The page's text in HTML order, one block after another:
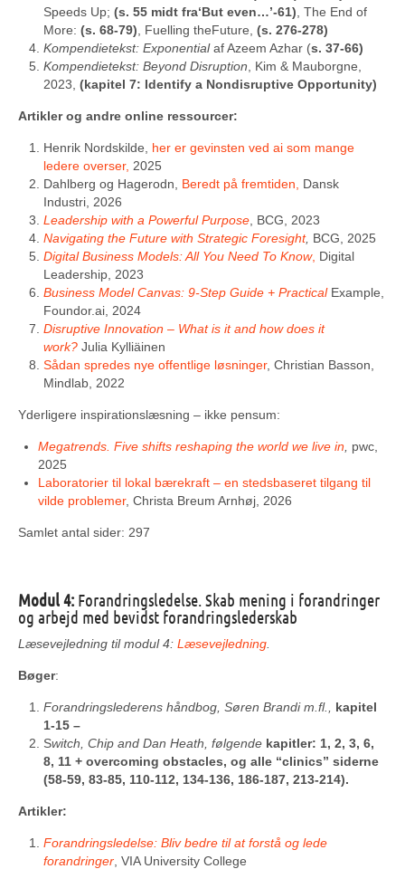
Speeds Up; (s. 55 midt fra‘But even…’-61) , The End of
More: (s. 68-79) , Fuelling theFuture, (s. 276-278)
Kompendietekst: Exponentialaf Azeem Azhar (s. 37-66)
Kompendietekst: Beyond Disruption , Kim & Mauborgne,
2023, (kapitel 7: Identify a Nondisruptive Opportunity)
Artikler og andre online ressourcer:
Henrik Nordskilde, her er gevinsten ved ai som mange
ledere overser, 2025
Dahlberg og Hagerodn, Beredt på fremtiden, Dansk
Industri, 2026
Leadership with a Powerful Purpose , BCG, 2023
Navigating the Future with Strategic Foresight, BCG, 2025
Digital Business Models: All You Need To Know, Digital
Leadership, 2023
Business Model Canvas: 9-Step Guide + Practical Example,
Foundor.ai, 2024
Disruptive Innovation – What is it and how does it
work? Julia Kylliäinen
Sådan spredes nye offentlige løsninger, Christian Basson,
Mindlab, 2022
Yderligere inspirationslæsning – ikke pensum:
Megatrends. Five shifts reshaping the world we live in
pwc,
2025
Laboratorier til lokal bærekraft – en stedsbaseret tilgang til
vilde problemer, Christa Breum Arnhøj, 2026
Samlet antal sider: 297
Modul 4: Forandringsledelse. Skab mening i forandringer
og arbejd med bevidst forandringslederskab
Læsevejledning til modul 4: Læsevejledning
Bøger:
Forandringslederens håndbog, Søren Brandi m.fl., kapitel
1-15 –
Switch, Chip and Dan Heath, følgende kapitler: 1, 2, 3, 6,
8, 11 + overcoming obstacles, og alle “clinics” siderne
(58-59, 83-85, 110-112, 134-136, 186-187, 213-214).
Artikler:
Forandringsledelse: Bliv bedre til at forstå og lede
forandringer , VIA University College